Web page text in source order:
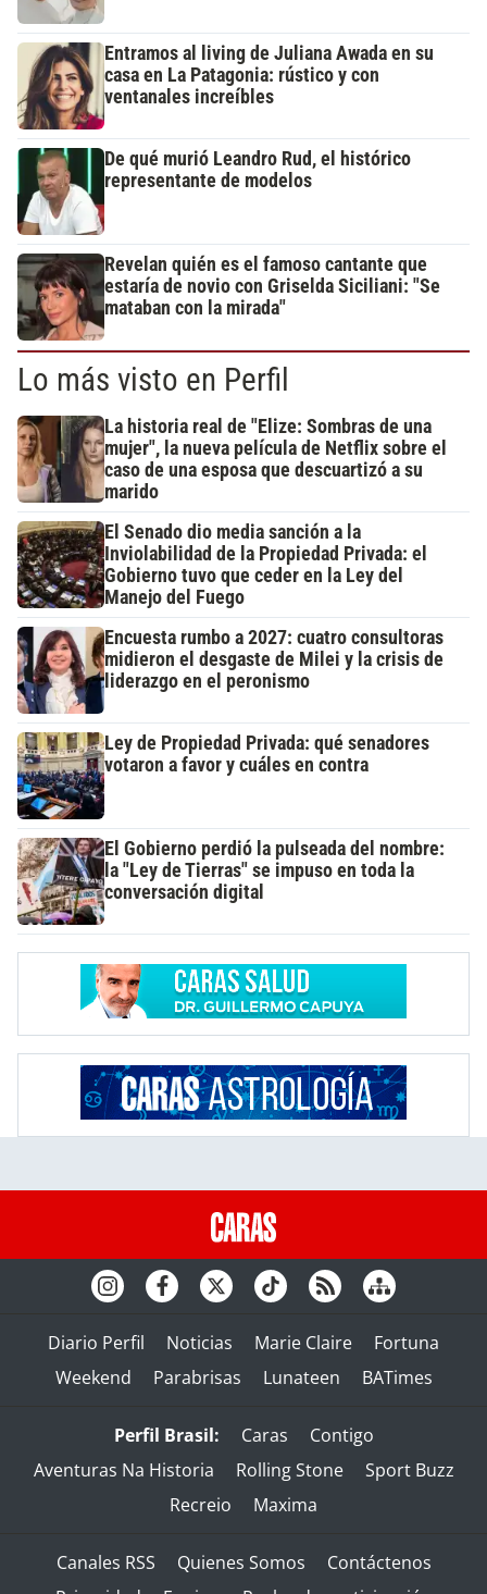
Entramos al living de Juliana Awada en su
casa en La Patagonia: rústico y con
ventanales increíbles
De qué murió Leandro Rud, el histórico
representante de modelos
Revelan quién es el famoso cantante que
estaría de novio con Griselda Siciliani: "Se
mataban con la mirada"
Lo más visto en Perfil
La historia real de "Elize: Sombras de una
mujer", la nueva película de Netflix sobre el
caso de una esposa que descuartizó a su
marido
El Senado dio media sanción a la
Inviolabilidad de la Propiedad Privada: el
Gobierno tuvo que ceder en la Ley del
Manejo del Fuego
Encuesta rumbo a 2027: cuatro consultoras
midieron el desgaste de Milei y la crisis de
liderazgo en el peronismo
Ley de Propiedad Privada: qué senadores
votaron a favor y cuáles en contra
El Gobierno perdió la pulseada del nombre:
la "Ley de Tierras" se impuso en toda la
conversación digital
Diario Perfil Noticias Marie Claire
Fortuna
Weekend
Parabrisas Lunateen BATimes
Perfil Brasil: Caras
Contigo
Aventuras Na Historia
Rolling Stone
Sport Buzz
Recreio
Maxima
Canales RSS Quienes Somos
Contáctenos